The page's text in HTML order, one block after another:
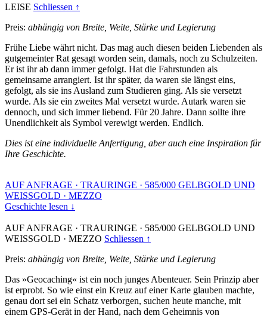
LEISE Schliessen ↑
Preis: abhängig von Breite, Weite, Stärke und Legierung
Frühe Liebe währt nicht. Das mag auch diesen beiden Liebenden als
gutgemeinter Rat gesagt worden sein, damals, noch zu Schulzeiten.
Er ist ihr ab dann immer gefolgt. Hat die Fahrstunden als
gemeinsame arrangiert. Ist ihr später, da waren sie längst eins,
gefolgt, als sie ins Ausland zum Studieren ging. Als sie versetzt
wurde. Als sie ein zweites Mal versetzt wurde. Autark waren sie
dennoch, und sich immer liebend. Für 20 Jahre. Dann sollte ihre
Unendlichkeit als Symbol verewigt werden. Endlich.
Dies ist eine individuelle Anfertigung, aber auch eine Inspiration für
Ihre Geschichte.
AUF ANFRAGE · TRAURINGE · 585/000 GELBGOLD UND
WEISSGOLD · MEZZO
Geschichte lesen ↓
AUF ANFRAGE · TRAURINGE · 585/000 GELBGOLD UND
WEISSGOLD · MEZZO Schliessen ↑
Preis: abhängig von Breite, Weite, Stärke und Legierung
Das »Geocaching« ist ein noch junges Abenteuer. Sein Prinzip aber
ist erprobt. So wie einst ein Kreuz auf einer Karte glauben machte,
genau dort sei ein Schatz verborgen, suchen heute manche, mit
einem GPS-Gerät in der Hand, nach dem Geheimnis von